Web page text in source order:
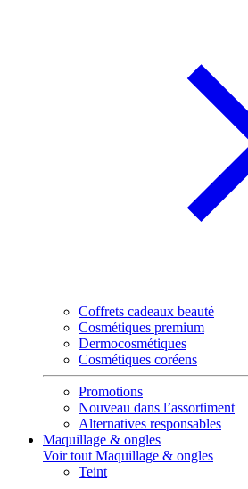
Coffrets cadeaux beauté
Cosmétiques premium
Dermocosmétiques
Cosmétiques coréens
Promotions
Nouveau dans l’assortiment
Alternatives responsables
Maquillage & ongles
Voir tout Maquillage & ongles
Teint